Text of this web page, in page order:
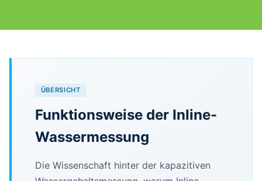
ÜBERSICHT
Funktionsweise der Inline-
Wassermessung
Die Wissenschaft hinter der kapazitiven